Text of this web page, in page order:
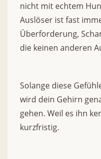
nicht mit echtem
Auslöser ist fast
Überforderung,
die keinen anderen
Solange diese
wird dein Gehirn
gehen. Weil es ihn
kurzfristig.